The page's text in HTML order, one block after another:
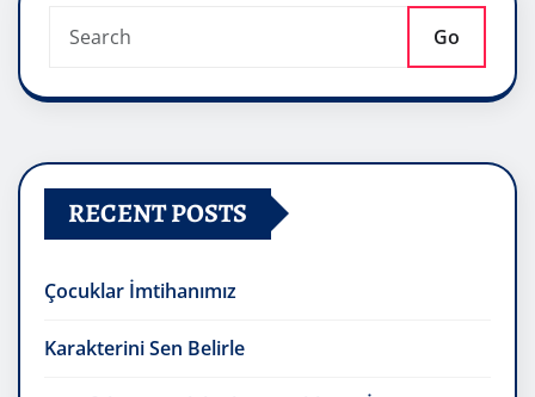
Go
RECENT POSTS
Çocuklar İmtihanımız
Karakterini Sen Belirle